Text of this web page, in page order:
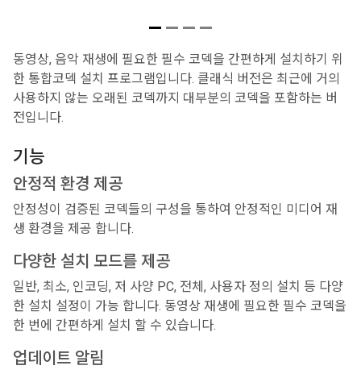
동영상, 음악 재생에 필요한 필수 코덱을 간편하게 설치하기 위
한 통합코덱 설치 프로그램입니다. 클래식 버전은 최근에 거의
사용하지 않는 오래된 코덱까지 대부분의 코덱을 포함하는 버
전입니다.
기능
안정적 환경 제공
안정성이 검증된 코덱들의 구성을 통하여 안정적인 미디어 재
생 환경을 제공 합니다.
다양한 설치 모드를 제공
일반, 최소, 인코딩, 저 사양 PC, 전체, 사용자 정의 설치 등 다양
한 설치 설정이 가능 합니다. 동영상 재생에 필요한 필수 코덱을
한 번에 간편하게 설치 할 수 있습니다.
업데이트 알림